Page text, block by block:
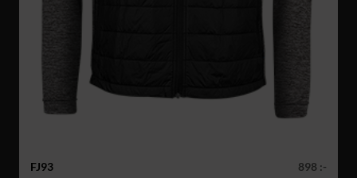
FJ93
898 :-